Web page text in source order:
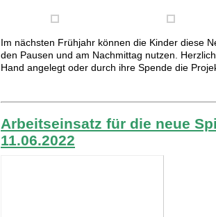
Im nächsten Frühjahr können die Kinder diese
den Pausen und am Nachmittag nutzen.
Hand angelegt oder durch ihre Spende die
Arbeitseinsatz für die neue
11.06.2022